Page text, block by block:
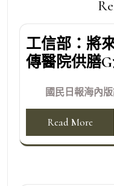
工信部：將
傳醫院供膳
國民日報海內版
Read More